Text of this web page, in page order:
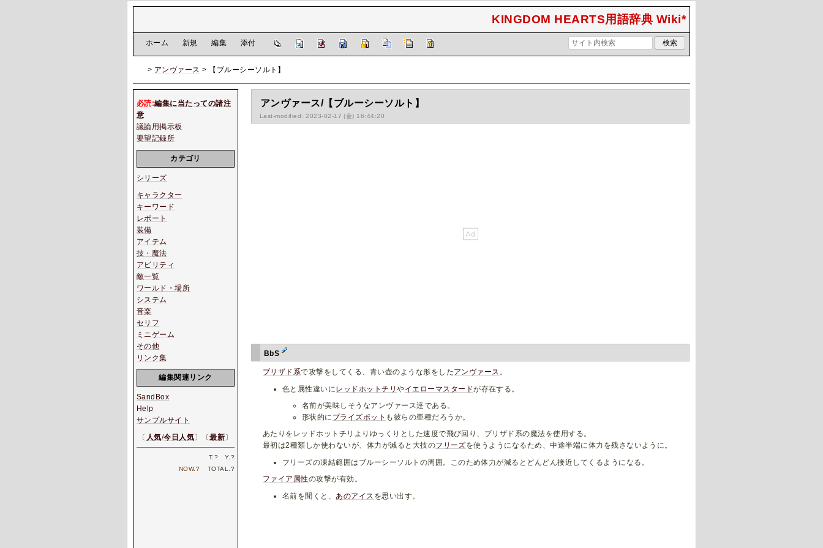
KINGDOM HEARTS用語辞典 Wiki*
ホーム 新規 編集 添付
> アンヴァース > 【ブルーシーソルト】
アンヴァース/【ブルーシーソルト】
Last-modified: 2023-02-17 (金) 16:44:20
BbS
ブリザド系で攻撃をしてくる、青い壺のような形をしたアンヴァース 。
色と属性違いにレッドホットチリやイエローマスタードが存在する。
名前が美味しそうなアンヴァース達である。
形状的に プライズポット も彼らの亜種だろうか。
あたりをレッドホットチリよりゆっくりとした速度で飛び回り、ブリザド系の魔法を使用する。
最初は2種類しか使わないが、体力が減ると大技のフリーズを使うようになるため、中途半端に体力を残さないように。
フリーズの凍結範囲はブルーシーソルトの周囲。このため体力が減るとどんどん接近してくるようになる。
ファイア属性の攻撃が有効。
名前を聞くと、 あのアイス を思い出す。
必読:編集に当たっての諸注
意
議論用掲示板
要望記録所
カテゴリ
シリーズ
キャラクター
キーワード
レポート
装備
アイテム
技・魔法
アビリティ
敵一覧
ワールド・場所
システム
音楽
セリフ
ミニゲーム
その他
リンク集
編集関連リンク
SandBox
Help
サンプルサイト
〔 人気/今日人気〕〔最新〕
T. ? Y. ?
NOW.? TOTAL. ?